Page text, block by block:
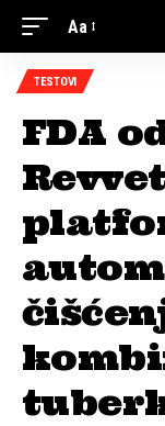
Aa
TESTOVI
FDA